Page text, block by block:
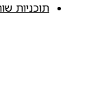
תוכניות שותפים